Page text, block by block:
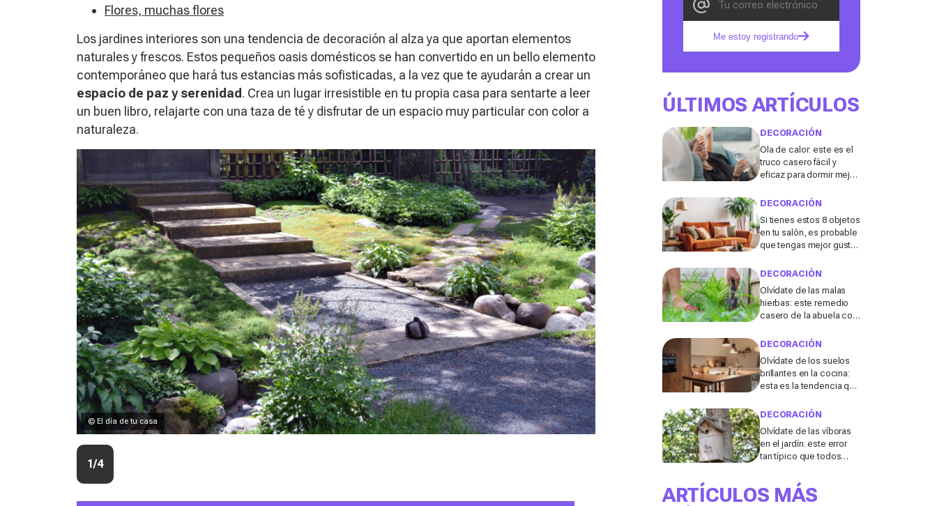
Flores, muchas flores
Los jardines interiores son una tendencia de decoración al alza ya que aportan elementos
naturales y frescos. Estos pequeños oasis domésticos se han convertido en un bello elemento
contemporáneo que hará tus estancias más sofisticadas, a la vez que te ayudarán a crear un
espacio de paz y serenidad. Crea un lugar irresistible en tu propia casa para sentarte a leer
un buen libro, relajarte con una taza de té y disfrutar de un espacio muy particular con color a
naturaleza.
© El día de tu casa
1/4
Me estoy registrando
ÚLTIMOS ARTÍCULOS
DECORACIÓN
Ola de calor: este es el
truco casero fácil y
eficaz para dormir mejor
DECORACIÓN
Si tienes estos 8 objetos
en tu salón, es probable
que tengas mejor gusto
DECORACIÓN
Olvídate de las malas
hierbas: este remedio
casero de la abuela con
tienes ya en tu cocina
DECORACIÓN
Olvídate de los suelos
brillantes en la cocina:
esta es la tendencia que
una diseñadora de
DECORACIÓN
Olvídate de las víboras
en el jardín: este error
tan típico que todos
de fuertes lluvias las
atrae en masa
ARTÍCULOS MÁS